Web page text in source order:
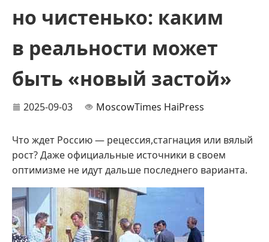
но чистенько: каким
в реальности может
быть «новый застой»
2025-09-03 MoscowTimes HaiPress
Что ждет Россию — рецессия,стагнация или вялый
рост? Даже официальные источники в своем
оптимизме не идут дальше последнего варианта.